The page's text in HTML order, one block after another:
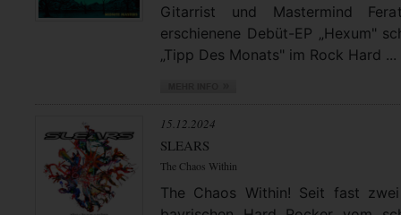
Gitarrist und Mastermind
erschienene Debüt-EP „Hexum"
„Tipp Des Monats" im Rock Hard ...
15.12.2024
SLEARS
The Chaos Within
The Chaos Within! Seit fast